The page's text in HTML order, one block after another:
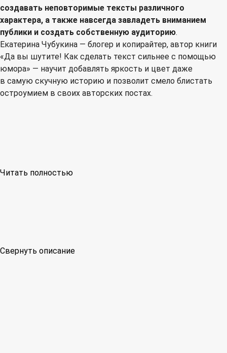
создавать неповторимые тексты различного
характера, а также навсегда завладеть вниманием
публики и создать собственную аудиторию.
Екатерина Чубукина — блогер и копирайтер, автор книги
«Да вы шутите! Как сделать текст сильнее с помощью
юмора» — научит добавлять яркость и цвет даже
в самую скучную историю и позволит смело блистать
остроумием в своих авторских постах.
Читать полностью
Свернуть описание